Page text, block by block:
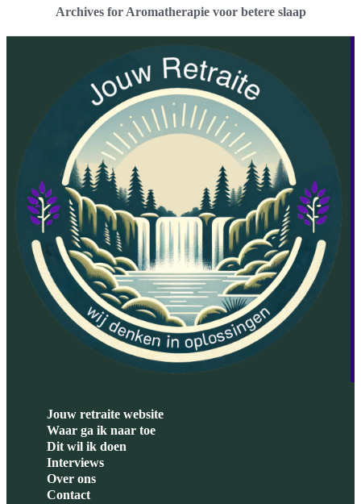
Archives for Aromatherapie voor betere slaap
Jouw retraite website
Waar ga ik naar toe
Dit wil ik doen
Interviews
Over ons
Contact